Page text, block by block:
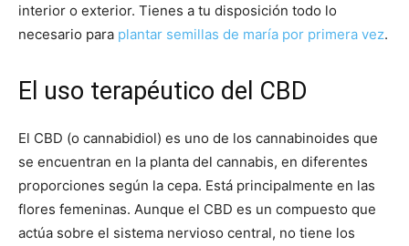
interior o exterior. Tienes a tu disposición todo lo
necesario para plantar semillas de maría por primera vez.
El uso terapéutico del CBD
El CBD (o cannabidiol) es uno de los cannabinoides que
se encuentran en la planta del cannabis, en diferentes
proporciones según la cepa. Está principalmente en las
flores femeninas. Aunque el CBD es un compuesto que
actúa sobre el sistema nervioso central, no tiene los